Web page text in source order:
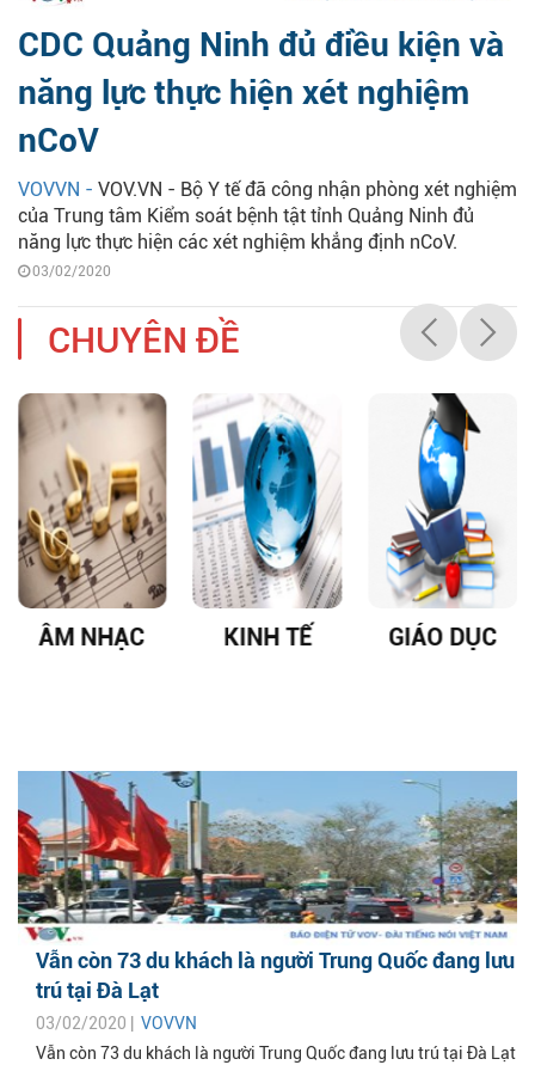
CDC Quảng Ninh đủ điều kiện và
năng lực thực hiện xét nghiệm
nCoV
VOVVN - VOV.VN - Bộ Y tế đã công nhận phòng xét nghiệm
của Trung tâm Kiểm soát bệnh tật tỉnh Quảng Ninh đủ
năng lực thực hiện các xét nghiệm khẳng định nCoV.
03/02/2020
CHUYÊN ĐỀ
ÂM NHẠC KINH TẾ GIÁO DỤC
Vẫn còn 73 du khách là người Trung Quốc đang lưu
trú tại Đà Lạt
03/02/2020 | VOVVN
Vẫn còn 73 du khách là người Trung Quốc đang lưu trú tại Đà Lạt